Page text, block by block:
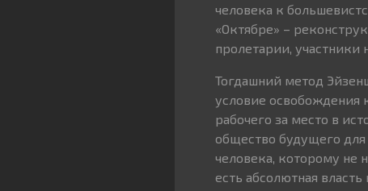
человека к
«Октябре» –
пролетарии, участники
Тогдашний метод
условие освобождения
рабочего за место в
общество будущего
человека, которому не
есть абсолютная